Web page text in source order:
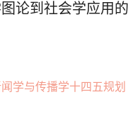
论到社会学应用的